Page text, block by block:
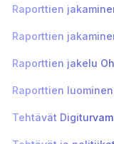
Raporttien
Raporttien
Raporttien jakelu
Raporttien
Tehtävät